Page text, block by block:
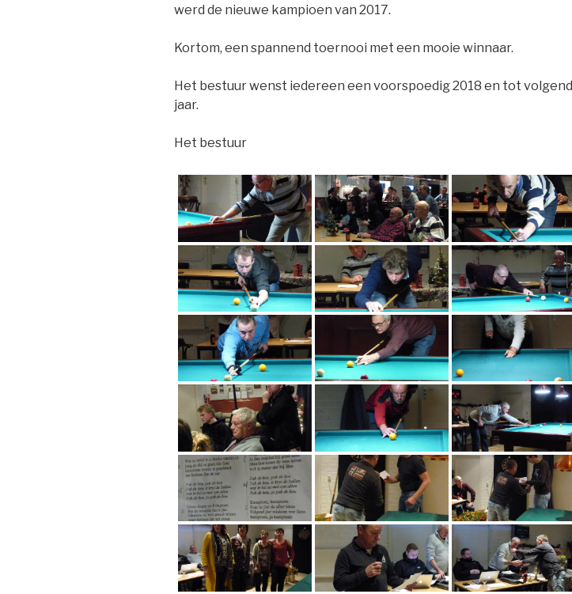
werd de nieuwe kampioen van 2017.
Kortom, een spannend toernooi met een mooie winnaar.
Het bestuur wenst iedereen een voorspoedig 2018 en tot volgend
jaar.
Het bestuur